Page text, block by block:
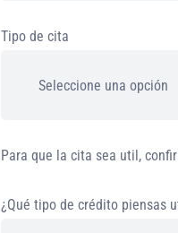
Tipo de cita
Para que la cita sea util,
¿Qué tipo de crédito piensas